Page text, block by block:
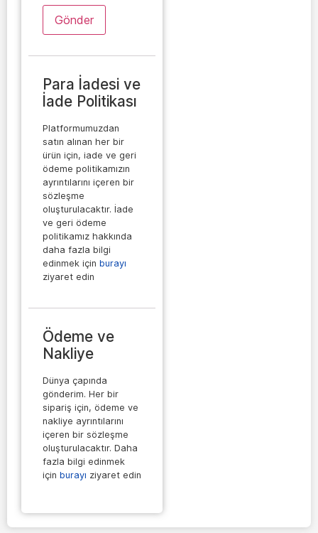
Para İadesi ve
İade Politikası
Platformumuzdan
satın alınan her bir
ürün için, iade ve geri
ödeme politikamızın
ayrıntılarını içeren bir
sözleşme
oluşturulacaktır. İade
ve geri ödeme
politikamız hakkında
daha fazla bilgi
edinmek için burayı
ziyaret edin
Ödeme ve
Nakliye
Dünya çapında
gönderim. Her bir
sipariş için, ödeme ve
nakliye ayrıntılarını
içeren bir sözleşme
oluşturulacaktır. Daha
fazla bilgi edinmek
için burayı ziyaret edin